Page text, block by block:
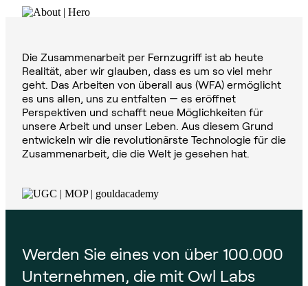
Die Zusammenarbeit per Fernzugriff ist ab heute
Realität, aber wir glauben, dass es um so viel mehr
geht. Das Arbeiten von überall aus (WFA) ermöglicht
es uns allen, uns zu entfalten — es eröffnet
Perspektiven und schafft neue Möglichkeiten für
unsere Arbeit und unser Leben. Aus diesem Grund
entwickeln wir die revolutionärste Technologie für die
Zusammenarbeit, die die Welt je gesehen hat.
Werden Sie eines von über 100.000
Unternehmen, die mit Owl Labs